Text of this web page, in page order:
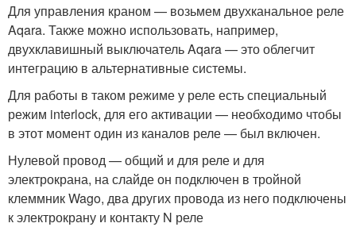
Для управления краном — возьмем двухканальное реле
Aqara. Также можно использовать, например,
двухклавишный выключатель Aqara — это облегчит
интеграцию в альтернативные системы.
Для работы в таком режиме у реле есть специальный
режим interlock, для его активации — необходимо чтобы
в этот момент один из каналов реле — был включен.
Нулевой провод — общий и для реле и для
электрокрана, на слайде он подключен в тройной
клеммник Wago, два других провода из него подключены
к электрокрану и контакту N реле